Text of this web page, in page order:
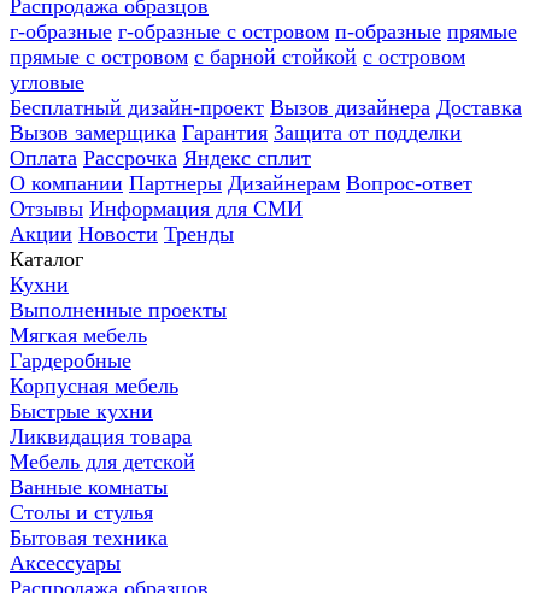
Распродажа образцов
г-образные г-образные с островом п-образные прямые
прямые с островом с барной стойкой с островом
угловые
Бесплатный дизайн-проект Вызов дизайнера Доставка
Вызов замерщика Гарантия Защита от подделки
Оплата Рассрочка Яндекс сплит
О компании Партнеры Дизайнерам Вопрос-ответ
Отзывы Информация для СМИ
Акции Новости Тренды
Каталог
Кухни
Выполненные проекты
Мягкая мебель
Гардеробные
Корпусная мебель
Быстрые кухни
Ликвидация товара
Мебель для детской
Ванные комнаты
Столы и стулья
Бытовая техника
Аксессуары
Распродажа образцов